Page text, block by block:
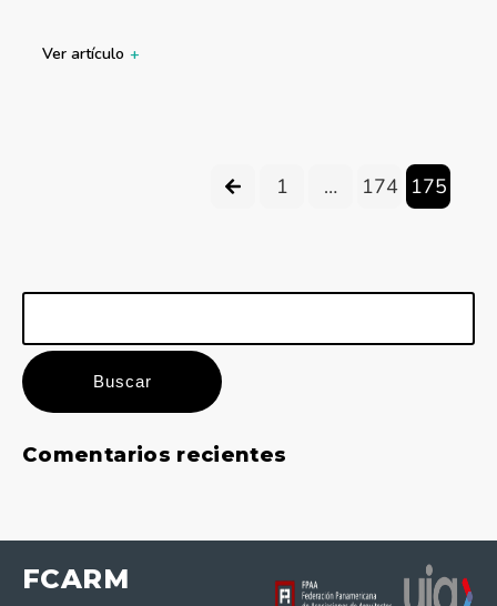
Ver artículo +
1 … 174 175
Buscar:
Comentarios recientes
FCARM